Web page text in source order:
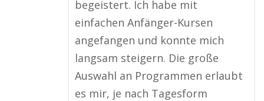
begeistert. Ich habe mit
einfachen Anfänger-Kursen
angefangen und konnte mich
langsam steigern. Die große
Auswahl an Programmen erlaubt
es mir, je nach Tagesform